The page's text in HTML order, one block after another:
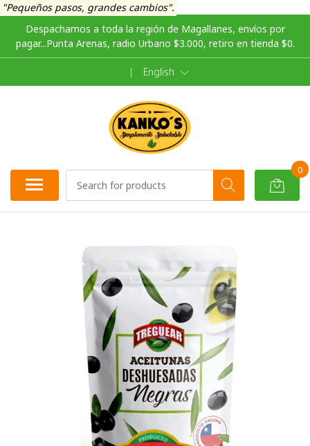
"Pequeños pasos, grandes cambios".
Despachamos a toda la región de Magallanes, envíos por
pagar...Punta Arenas, radio Urbano $3.000, retiro en tienda $0.
| English
0